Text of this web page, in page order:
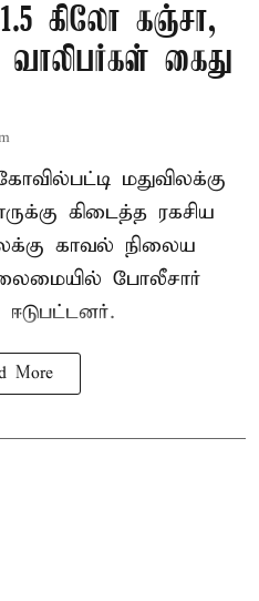
கிலோ கஞ்சா,
கைது
மதுவிலக்கு
கிடைத்த ரகசிய
காவல் நிலைய
போலீசார்
More